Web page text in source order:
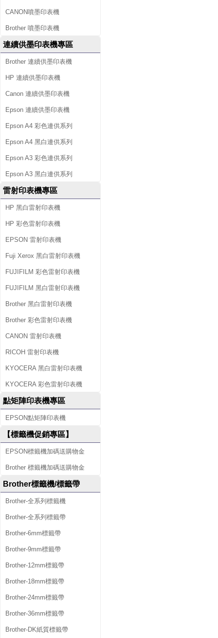
CANON噴墨印表機
Brother 噴墨印表機
連續供墨印表機專區
Brother 連續供墨印表機
HP 連續供墨印表機
Canon 連續供墨印表機
Epson 連續供墨印表機
Epson A4 彩色連供系列
Epson A4 黑白連供系列
Epson A3 彩色連供系列
Epson A3 黑白連供系列
雷射印表機專區
HP 黑白雷射印表機
HP 彩色雷射印表機
EPSON 雷射印表機
Fuji Xerox 黑白雷射印表機
FUJIFILM 彩色雷射印表機
FUJIFILM 黑白雷射印表機
Brother 黑白雷射印表機
Brother 彩色雷射印表機
CANON 雷射印表機
RICOH 雷射印表機
KYOCERA 黑白雷射印表機
KYOCERA 彩色雷射印表機
點矩陣印表機專區
EPSON點矩陣印表機
【標籤機促銷專區】
EPSON標籤機加碼送購物金
Brother 標籤機加碼送購物金
Brother標籤機/標籤帶
Brother-全系列標籤機
Brother-全系列標籤帶
Brother-6mm標籤帶
Brother-9mm標籤帶
Brother-12mm標籤帶
Brother-18mm標籤帶
Brother-24mm標籤帶
Brother-36mm標籤帶
Brother-DK紙質標籤帶